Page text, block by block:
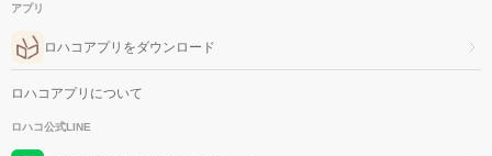
アプリ
ロハコアプリをダウンロード
ロハコアプリについて
ロハコ公式LINE